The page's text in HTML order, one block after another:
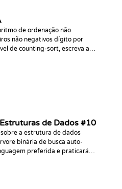
de ordenação não
não negativos dígito por
de counting-sort, escreva a
linear e pratique com desafios
de Dados #10
a estrutura de dados
binária de busca auto-
preferida e praticará